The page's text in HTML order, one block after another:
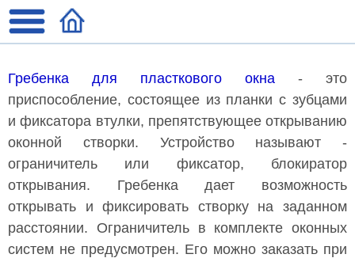
Гребенка для пласткового окна - это
приспособление, состоящее из планки с зубцами
и фиксатора втулки, препятствующее открыванию
оконной створки. Устройство называют -
ограничитель или фиксатор, блокиратор
открывания. Гребенка дает возможность
открывать и фиксировать створку на заданном
расстоянии. Ограничитель в комплекте оконных
систем не предусмотрен. Его можно заказать при